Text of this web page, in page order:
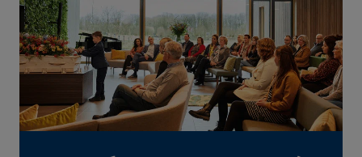
Home
Wie
we